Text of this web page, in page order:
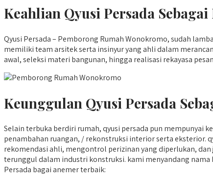
Keahlian Qyusi Persada
Qyusi Persada – Pemborong Rumah Wonokromo, sudah
memiliki team arsitek serta insinyur yang ahli dalam
awal, seleksi materi bangunan, hingga realisasi rekayasa
Keunggulan Qyusi Persada
Selain terbuka berdiri rumah, qyusi persada pun mempunyai
penambahan ruangan, / rekonstruksi interior serta eksterior.
rekomendasi ahli, mengontrol perizinan yang diperlukan,
terunggul dalam industri konstruksi. kami menyandang nama
Persada bagai anemer terbaik: